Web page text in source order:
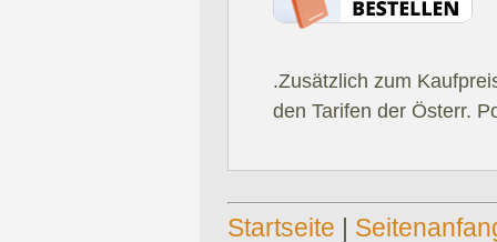
.Zusätzlich zum
den Tarifen der Österr.
Startseite |